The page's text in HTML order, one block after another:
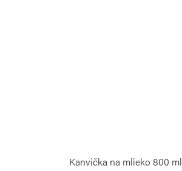
Kanvička na mlieko 800 ml